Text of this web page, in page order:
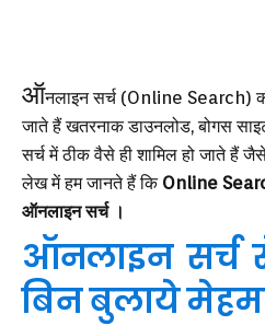
ऑनलाइन सर्च (Online Search)
जाते हैं खतरनाक डाउनलोड, बोगस
सर्च में ठीक वैसे ही शामिल हो जाते हैं
लेख में हम जानते हैं कि Online
ऑनलाइन सर्च ।
ऑनलाइन
बिन बुलाये